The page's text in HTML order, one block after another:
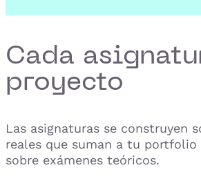
Cada
proyecto
Las asignaturas se construyen
reales que suman a tu portfolio
sobre exámenes teóricos.